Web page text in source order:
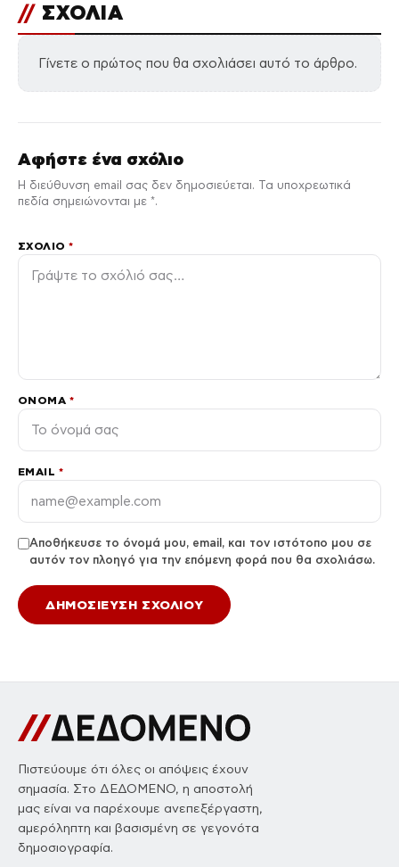
// ΣΧΟΛΙΑ
Γίνετε ο πρώτος που θα σχολιάσει αυτό το άρθρο.
Αφήστε ένα σχόλιο
Η διεύθυνση email σας δεν δημοσιεύεται. Τα υποχρεωτικά
πεδία σημειώνονται με *.
ΣΧΌΛΙΟ*
ΌΝΟΜΑ *
EMAIL *
Αποθήκευσε το όνομά μου, email, και τον ιστότοπο μου σε
αυτόν τον πλοηγό για την επόμενη φορά που θα σχολιάσω.
Πιστεύουμε ότι όλες οι απόψεις έχουν
σημασία. Στο ΔΕΔΟΜΕΝΟ, η αποστολή
μας είναι να παρέχουμε ανεπεξέργαστη,
αμερόληπτη και βασισμένη σε γεγονότα
δημοσιογραφία.